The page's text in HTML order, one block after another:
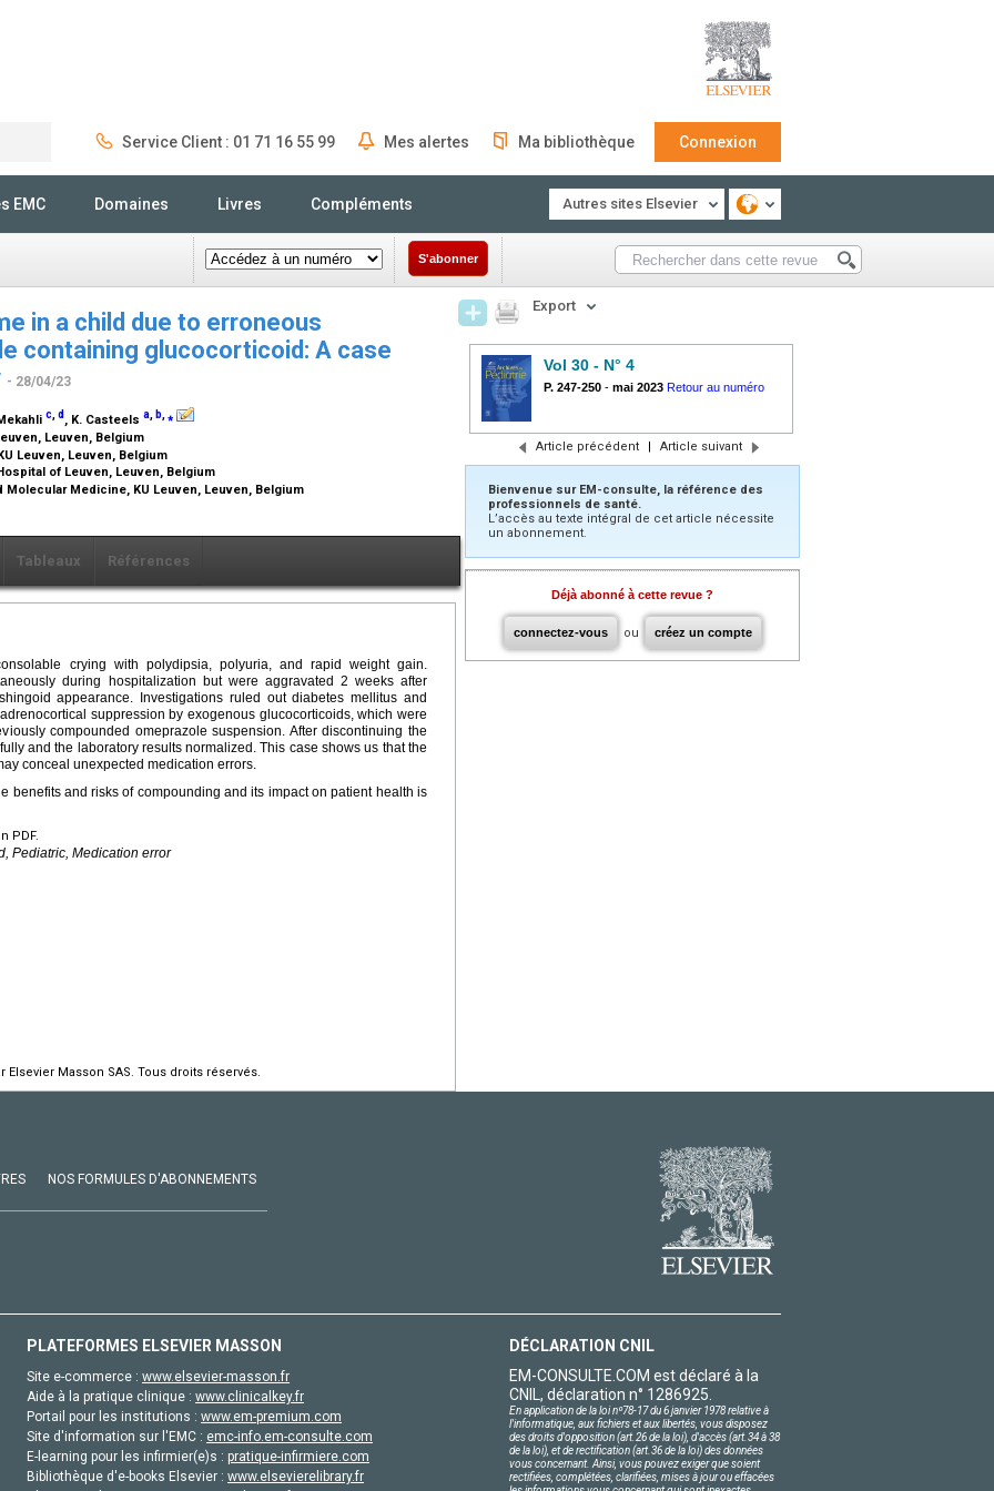
Service Client : 01 71 16 55 99 Mes alertes Ma bibliothèque Connexion
EMC Domaines Livres Compléments Autres sites Elsevier
S'abonner
in a child due to erroneous
containing glucocorticoid: A case
- 28/04/23
c,d , K. Casteels a, b,⁎
Leuven, Belgium
Leuven, Leuven, Belgium
of Leuven, Leuven, Belgium
Medicine, KU Leuven, Leuven, Belgium
Tableaux Références
crying with polydipsia, polyuria, and rapid weight gain.
during hospitalization but were aggravated 2 weeks after
appearance. Investigations ruled out diabetes mellitus and
suppression by exogenous glucocorticoids, which were
compounded omeprazole suspension. After discontinuing the
and the laboratory results normalized. This case shows us that the
conceal unexpected medication errors.
benefits and risks of compounding and its impact on patient health is
PDF.
Pediatric, Medication error
Masson SAS. Tous droits réservés.
Export
Vol 30 - N° 4
P. 247-250 - mai 2023 Retour au numéro
Article précédent | Article suivant
Bienvenue sur EM-consulte, la référence des
professionnels de santé.
L’accès au texte intégral de cet article nécessite
un abonnement.
Déjà abonné à cette revue ?
connectez-vous ou créez un compte
NOS FORMULES D'ABONNEMENTS
PLATEFORMES ELSEVIER MASSON
Site e-commerce : www.elsevier-masson.fr
Aide à la pratique clinique : www.clinicalkey.fr
Portail pour les institutions : www.em-premium.com
Site d'information sur l'EMC : emc-info.em-consulte.com
E-learning pour les infirmier(e)s : pratique-infirmiere.com
Bibliothèque d'e-books Elsevier : www.elsevierelibrary.fr
DÉCLARATION CNIL
EM-CONSULTE.COM est déclaré à la
CNIL, déclaration n° 1286925.
En application de la loi nº78-17 du 6 janvier 1978 relative à
l'informatique, aux fichiers et aux libertés, vous disposez
des droits d'opposition (art.26 de la loi), d'accès (art.34 à 38
de la loi), et de rectification (art.36 de la loi) des données
vous concernant. Ainsi, vous pouvez exiger que soient
rectifiées, complétées, clarifiées, mises à jour ou effacées